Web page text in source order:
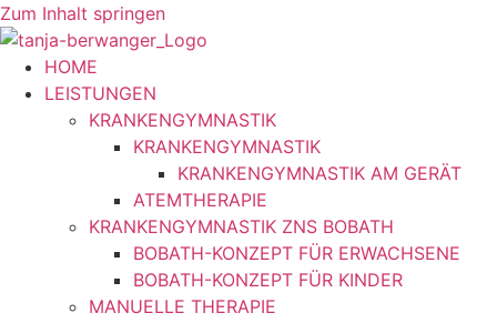
Zum Inhalt springen
HOME
LEISTUNGEN
KRANKENGYMNASTIK
KRANKENGYMNASTIK
KRANKENGYMNASTIK AM GERÄT
ATEMTHERAPIE
KRANKENGYMNASTIK ZNS BOBATH
BOBATH-KONZEPT FÜR ERWACHSENE
BOBATH-KONZEPT FÜR KINDER
MANUELLE THERAPIE